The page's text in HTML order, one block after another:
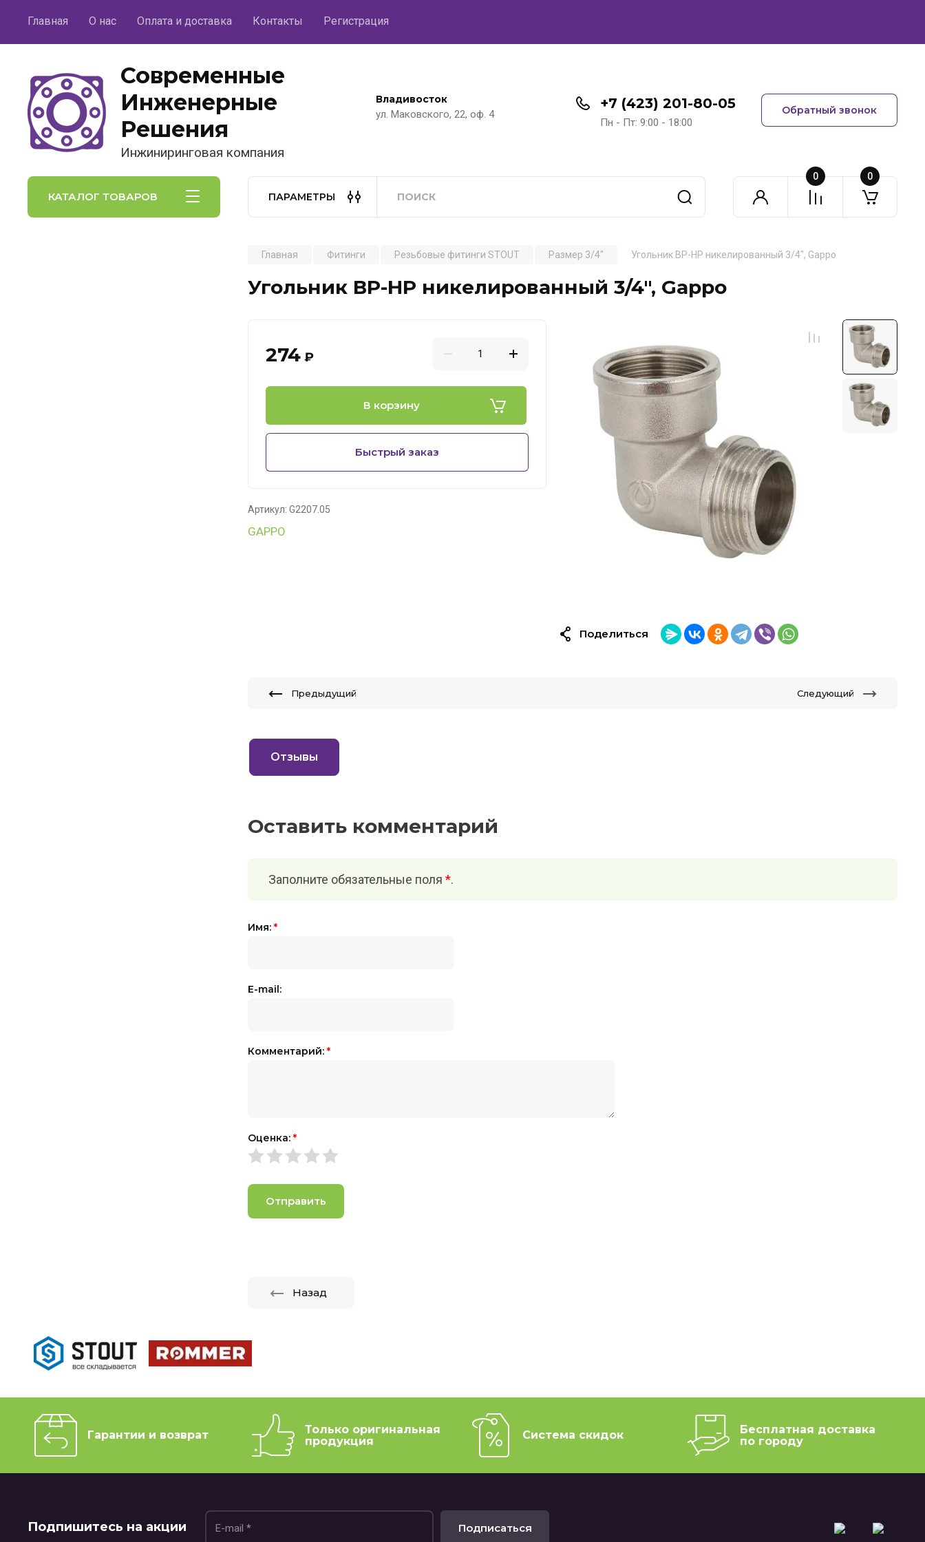
Главная О нас Оплата и доставка Контакты Регистрация
Современные
Инженерные
Решения
Инжиниринговая компания
Владивосток
ул. Маковского, 22, оф. 4
+7 (423) 201-80-05
Пн - Пт: 9:00 - 18:00
Обратный звонок
КАТАЛОГ ТОВАРОВ ПАРАМЕТРЫ
0 0
Главная Фитинги Резьбовые фитинги STOUT Размер 3/4" Угольник ВР-НР никелированный 3/4", Gappo
Угольник ВР-НР никелированный 3/4", Gappo
274 ₽
В корзину
Быстрый заказ
Артикул: G2207.05
GAPPO
Поделиться
Предыдущий Следующий
Отзывы
Оставить комментарий
Заполните обязательные поля *.
Имя: *
E-mail:
Комментарий: *
Оценка: *
Отправить
Назад
Гарантии и возврат
Только оригинальная
продукция
Система скидок
Бесплатная доставка
по городу
Подпишитесь на акции Подписаться